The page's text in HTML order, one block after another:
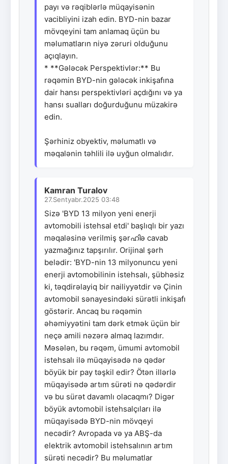
payı və rəqiblərlə müqayisənin
vacibliyini izah edin. BYD-nin bazar
mövqeyini tam anlamaq üçün bu
məlumatların niyə zəruri olduğunu
açıqlayın.
* **Gələcək Perspektivlər:** Bu
rəqəmin BYD-nin gələcək inkişafına
dair hansı perspektivləri açdığını və ya
hansı sualları doğurduğunu müzakirə
edin.
Şərhiniz obyektiv, məlumatlı və
məqalənin təhlili ilə uyğun olmalıdır.
Kamran Turalov
27.Sentyabr.2025 03:48
Sizə 'BYD 13 milyon yeni enerji
avtomobili istehsal etdi' başlıqlı bir yazı
məqaləsinə verilmiş şərഹിə cavab
yazmağınız tapşırılır. Orijinal şərh
belədir: 'BYD-nin 13 milyonuncu yeni
enerji avtomobilinin istehsalı, şübhəsiz
ki, təqdirəlayiq bir nailiyyətdir və Çinin
avtomobil sənayesindəki sürətli inkişafı
göstərir. Ancaq bu rəqəmin
əhəmiyyətini tam dərk etmək üçün bir
neçə amili nəzərə almaq lazımdır.
Məsələn, bu rəqəm, ümumi avtomobil
istehsalı ilə müqayisədə nə qədər
böyük bir pay təşkil edir? Ötən illərlə
müqayisədə artım sürəti nə qədərdir
və bu sürət davamlı olacaqmı? Digər
böyük avtomobil istehsalçıları ilə
müqayisədə BYD-nin mövqeyi
necədir? Avropada və ya ABŞ-da
elektrik avtomobil istehsalının artım
sürəti necədir? Bu məlumatlar